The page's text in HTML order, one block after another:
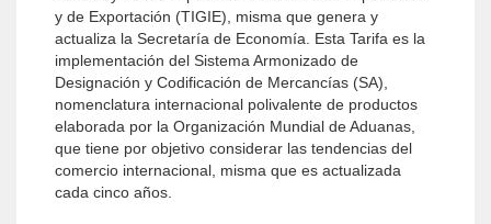
y de Exportación (TIGIE), misma que genera y
actualiza la Secretaría de Economía. Esta Tarifa es la
implementación del Sistema Armonizado de
Designación y Codificación de Mercancías (SA),
nomenclatura internacional polivalente de productos
elaborada por la Organización Mundial de Aduanas,
que tiene por objetivo considerar las tendencias del
comercio internacional, misma que es actualizada
cada cinco años.